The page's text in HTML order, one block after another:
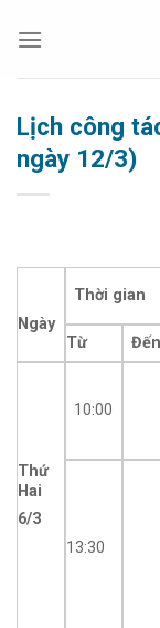
qua
Lịch công
ngày 12/3)
Ngày
Thời gian
Từ
Đến
Thứ
Hai
6/3
10:00
13:30